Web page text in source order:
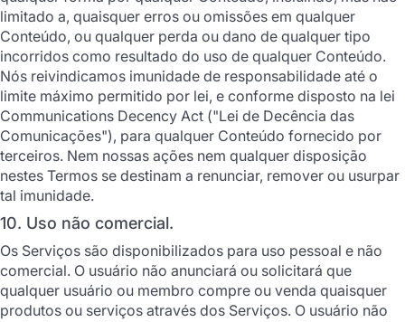
limitado a, quaisquer erros ou omissões em qualquer
Conteúdo, ou qualquer perda ou dano de qualquer tipo
incorridos como resultado do uso de qualquer Conteúdo.
Nós reivindicamos imunidade de responsabilidade até o
limite máximo permitido por lei, e conforme disposto na lei
Communications Decency Act ("Lei de Decência das
Comunicações"), para qualquer Conteúdo fornecido por
terceiros. Nem nossas ações nem qualquer disposição
nestes Termos se destinam a renunciar, remover ou usurpar
tal imunidade.
10. Uso não comercial.
Os Serviços são disponibilizados para uso pessoal e não
comercial. O usuário não anunciará ou solicitará que
qualquer usuário ou membro compre ou venda quaisquer
produtos ou serviços através dos Serviços. O usuário não